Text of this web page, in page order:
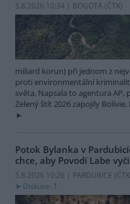
5.8.2026 10:34 | BOGOTÁ (ČTK)
miliard korun) při jednom z
proti environmentální
světa. Napsala to agentura AP,
Zelený štít 2026 zapojily
Potok Bylanka v
chce, aby Povodí Labe
5.8.2026 10:26 | PARDUBICE (ČTK
Diskuse: 1